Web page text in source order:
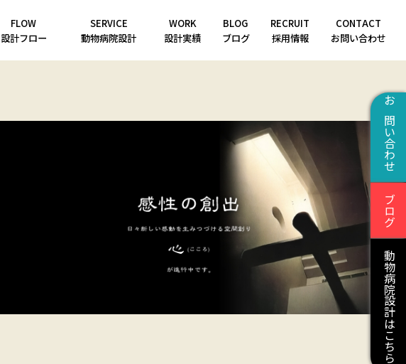
FLOW
設計フロー
SERVICE
動物病院設計
WORK
設計実績
BLOG
ブログ
RECRUIT
採用情報
CONTACT
お問い合わせ
お問い合わせ
ブログ
動物病院設計はこちら